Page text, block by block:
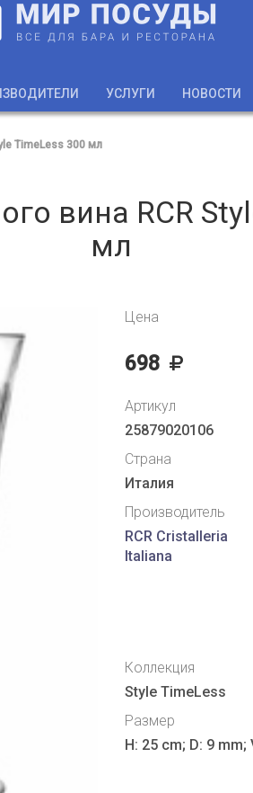
УСЛУГИ НОВОСТИ
TimeLess 300 мл
вина RCR
мл
Цена
698
Артикул
25879020106
Страна
Италия
Производитель
RCR Cristalleria
Italiana
Коллекция
Style TimeLess
Размер
H: 25 cm; D: 9 mm;